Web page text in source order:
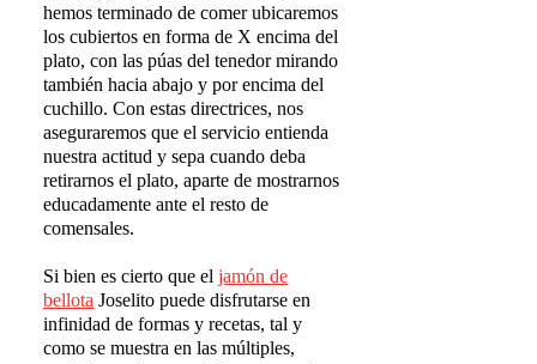
hemos terminado de comer ubicaremos
los cubiertos en forma de X encima del
plato, con las púas del tenedor mirando
también hacia abajo y por encima del
cuchillo. Con estas directrices, nos
aseguraremos que el servicio entienda
nuestra actitud y sepa cuando deba
retirarnos el plato, aparte de mostrarnos
educadamente ante el resto de
comensales.
Si bien es cierto que eljamón de
bellota Joselito puede disfrutarse en
infinidad de formas y recetas, tal y
como se muestra en las múltiples,